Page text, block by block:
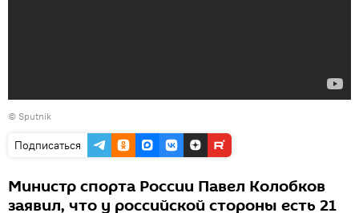
© Sputnik
Подписаться
Министр спорта России Павел Колобков
заявил, что у российской стороны есть 21